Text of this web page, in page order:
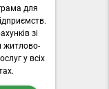
для
зі
житлово-
у всіх